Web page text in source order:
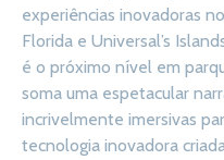
experiências inovadoras
Florida e Universal’s
é o próximo nível em
soma uma espetacular
incrivelmente imersivas
tecnologia inovadora